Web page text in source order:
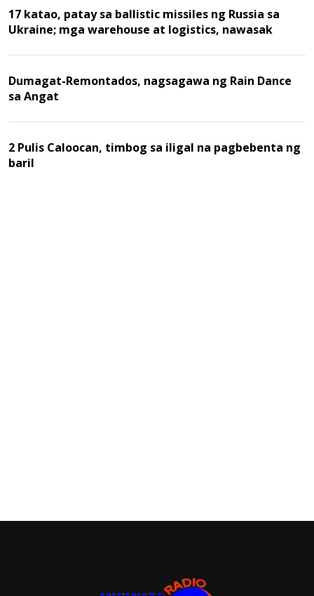
17 katao, patay sa ballistic missiles ng Russia sa
Ukraine; mga warehouse at logistics, nawasak
Dumagat-Remontados, nagsagawa ng Rain Dance
sa Angat
2 Pulis Caloocan, timbog sa iligal na pagbebenta ng
baril